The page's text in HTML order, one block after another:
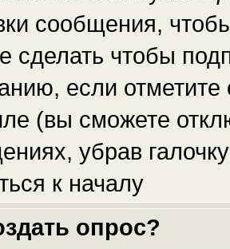
сообщения,
сделать чтобы
если
(вы сможете
убрав
к началу
опрос?